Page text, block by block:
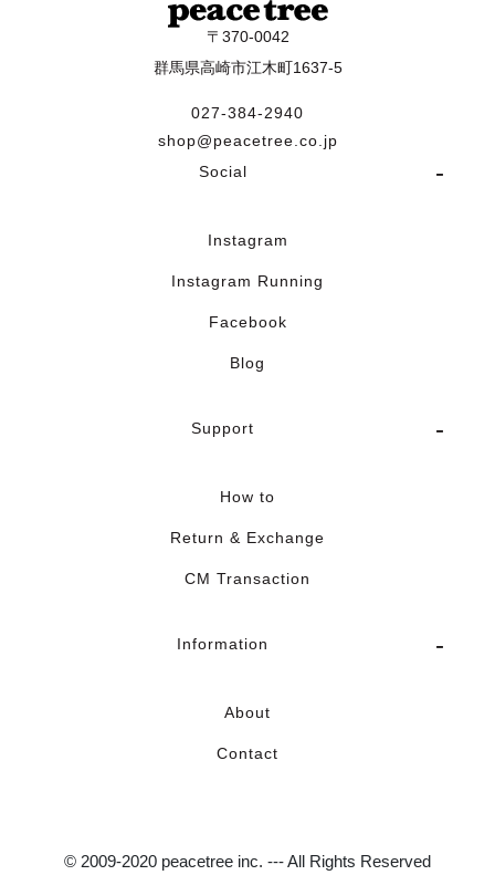
〒370-0042
群馬県高崎市江木町1637-5
027-384-2940
shop@peacetree.co.jp
Social
Instagram
Instagram Running
Facebook
Blog
Support
How to
Return & Exchange
CM Transaction
Information
About
Contact
© 2009-2020 peacetree inc. --- All Rights Reserved